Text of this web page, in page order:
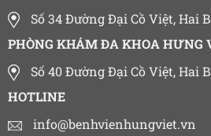
Số 34 Đường Đại Cồ Việt, Hai
PHÒNG KHÁM ĐA KHOA HƯNG
Số 40 Đường Đại Cồ Việt, Hai
HOTLINE
info@benhvienhungviet.vn